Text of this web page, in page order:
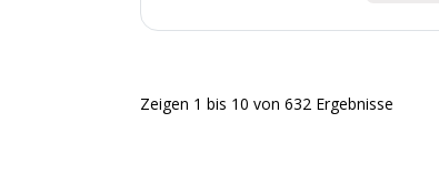
Zeigen 1 bis 10 von 632 Ergebnisse